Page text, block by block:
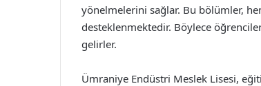
yönelmelerini sağlar. Bu bölümler,
desteklenmektedir. Böylece
gelirler.
Ümraniye Endüstri Meslek Lisesi,